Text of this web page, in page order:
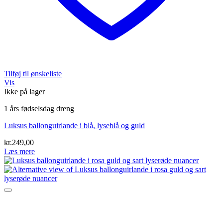
Tilføj til ønskeliste
Vis
Ikke på lager
1 års fødselsdag dreng
Luksus ballonguirlande i blå, lyseblå og guld
kr.249,00
Læs mere